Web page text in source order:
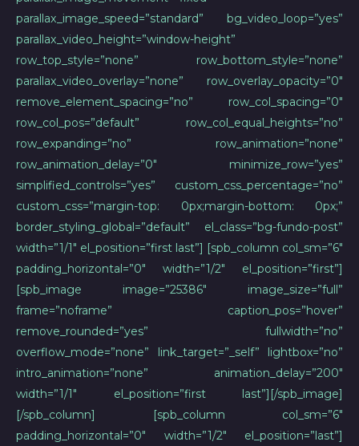
parallax_image_speed=”standard” bg_video_loop=”yes”
parallax_video_height=”window-height”
row_top_style=”none” row_bottom_style=”none”
parallax_video_overlay=”none” row_overlay_opacity=”0″
remove_element_spacing=”no” row_col_spacing=”0″
row_col_pos=”default” row_col_equal_heights=”no”
row_expanding=”no” row_animation=”none”
row_animation_delay=”0″ minimize_row=”yes”
simplified_controls=”yes” custom_css_percentage=”no”
custom_css=”margin-top: 0px;margin-bottom: 0px;”
border_styling_global=”default” el_class=”bg-fundo-post”
width=”1/1″ el_position=”first last”] [spb_column col_sm=”6″
padding_horizontal=”0″ width=”1/2″ el_position=”first”]
[spb_image image=”25386″ image_size=”full”
frame=”noframe” caption_pos=”hover”
remove_rounded=”yes” fullwidth=”no”
overflow_mode=”none” link_target=”_self” lightbox=”no”
intro_animation=”none” animation_delay=”200″
width=”1/1″ el_position=”first last”][/spb_image]
[/spb_column] [spb_column col_sm=”6″
padding_horizontal=”0″ width=”1/2″ el_position=”last”]